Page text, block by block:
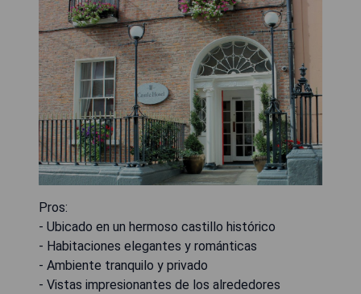
Pros:
- Ubicado en un hermoso castillo histórico
- Habitaciones elegantes y románticas
- Ambiente tranquilo y privado
- Vistas impresionantes de los alrededores